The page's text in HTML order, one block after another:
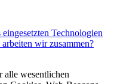
Technologien
wir zusammen?
alle wesentlichen